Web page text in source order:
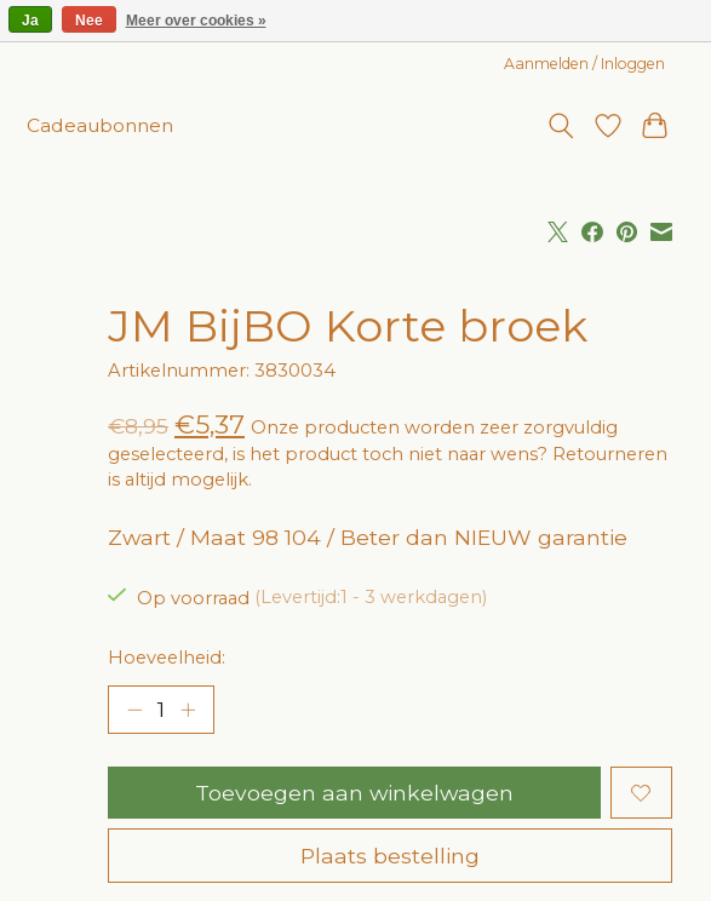
Aanmelden / Inloggen
Cadeaubonnen
JM BijBO Korte broek
Artikelnummer: 3830034
€8,95 €5,37 Onze producten worden zeer zorgvuldig
geselecteerd, is het product toch niet naar wens? Retourneren
is altijd mogelijk.
Zwart / Maat 98 104 / Beter dan NIEUW garantie
Op voorraad (Levertijd:1 - 3 werkdagen)
Hoeveelheid:
Toevoegen aan winkelwagen
Plaats bestelling
Ja Nee Meer over cookies »